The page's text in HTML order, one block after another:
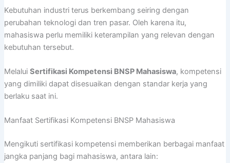
Kebutuhan industri terus berkembang seiring dengan
perubahan teknologi dan tren pasar. Oleh karena itu,
mahasiswa perlu memiliki keterampilan yang relevan dengan
kebutuhan tersebut.
Melalui Sertifikasi Kompetensi BNSP Mahasiswa, kompetensi
yang dimiliki dapat disesuaikan dengan standar kerja yang
berlaku saat ini.
Manfaat Sertifikasi Kompetensi BNSP Mahasiswa
Mengikuti sertifikasi kompetensi memberikan berbagai manfaat
jangka panjang bagi mahasiswa, antara lain: